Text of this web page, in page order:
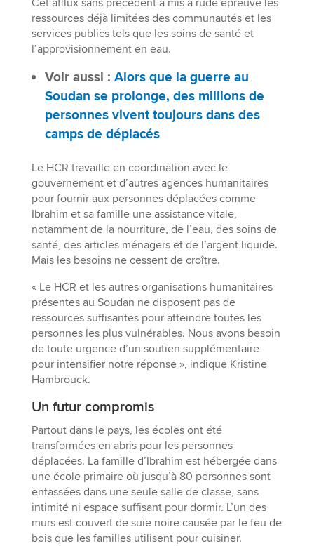
Cet afflux sans précédent a mis à rude épreuve les
ressources déjà limitées des communautés et les
services publics tels que les soins de santé et
l’approvisionnement en eau.
Voir aussi : Alors que la guerre au
Soudan se prolonge, des millions de
personnes vivent toujours dans des
camps de déplacés
Le HCR travaille en coordination avec le
gouvernement et d’autres agences humanitaires
pour fournir aux personnes déplacées comme
Ibrahim et sa famille une assistance vitale,
notamment de la nourriture, de l’eau, des soins de
santé, des articles ménagers et de l’argent liquide.
Mais les besoins ne cessent de croître.
« Le HCR et les autres organisations humanitaires
présentes au Soudan ne disposent pas de
ressources suffisantes pour atteindre toutes les
personnes les plus vulnérables. Nous avons besoin
de toute urgence d’un soutien supplémentaire
pour intensifier notre réponse », indique Kristine
Hambrouck.
Un futur compromis
Partout dans le pays, les écoles ont été
transformées en abris pour les personnes
déplacées. La famille d’Ibrahim est hébergée dans
une école primaire où jusqu’à 80 personnes sont
entassées dans une seule salle de classe, sans
intimité ni espace suffisant pour dormir. L’un des
murs est couvert de suie noire causée par le feu de
bois que les familles utilisent pour cuisiner.